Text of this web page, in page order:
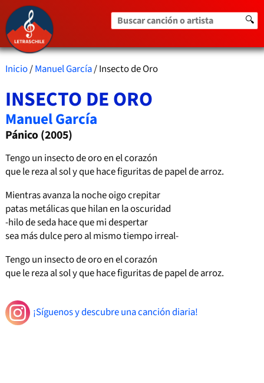
Buscar canción o artista 🔍
Inicio/Manuel García/ Insecto de Oro
INSECTO DE ORO
Manuel García
Pánico (2005)
Tengo un insecto de oro en el corazón
que le reza al sol y que hace figuritas de papel de arroz.
Mientras avanza la noche oigo crepitar
patas metálicas que hilan en la oscuridad
-hilo de seda hace que mi despertar
sea más dulce pero al mismo tiempo irreal-
Tengo un insecto de oro en el corazón
que le reza al sol y que hace figuritas de papel de arroz.
¡Síguenos y descubre una canción diaria!